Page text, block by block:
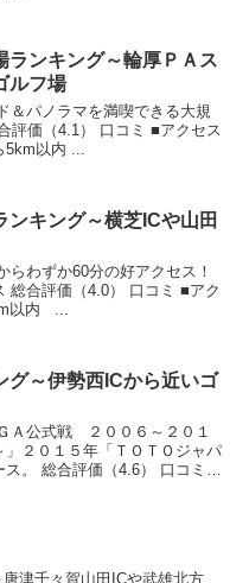
ランキング～輪厚ＰＡス
ルフ場
以内 ...
キング～横芝ICや山田
以内 ...
グ～伊勢西ICから近いゴ
２０１５年「ＴＯＴＯジャパ
口コミ
津千々賀山田ICや武雄北方